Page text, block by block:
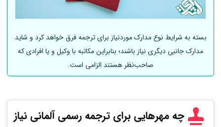
بسته به شرایط نوع مدارک موردنیاز برای ترجمه فرق خواهد کرد و شاید
مدارک جانبی دیگری نیاز باشند؛ بنابراین مکاتبه با وکیل و یا افرادی که
صاحب‌نظر هستند الزامی است.
چه مهرهایی برای ترجمه رسمیآلمانی نیاز